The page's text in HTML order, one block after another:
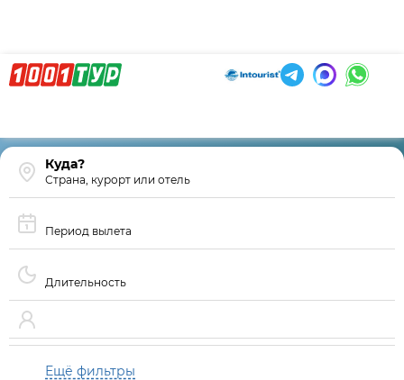
Страна, курорт или отель
Период вылета
Длительность
Ещё фильтры